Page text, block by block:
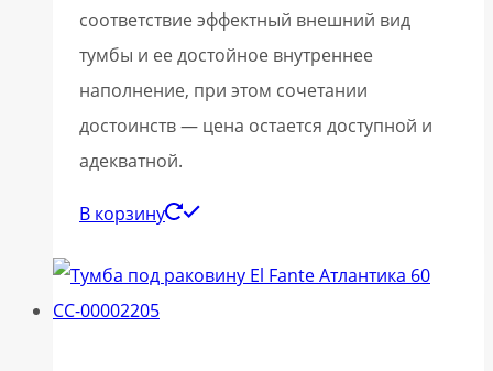
соответствие эффектный внешний вид
тумбы и ее достойное внутреннее
наполнение, при этом сочетании
достоинств — цена остается доступной и
адекватной.
В корзину